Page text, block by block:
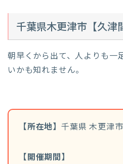
千葉県木更津市【久津
朝早くから出て、人よりも一
いかも知れません。
【所在地】 千葉県 木更津
【開催期間】